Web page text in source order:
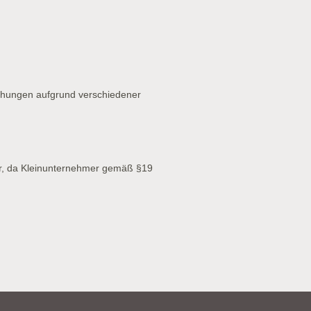
aufgrund verschiedener
da Kleinunternehmer gemäß §19